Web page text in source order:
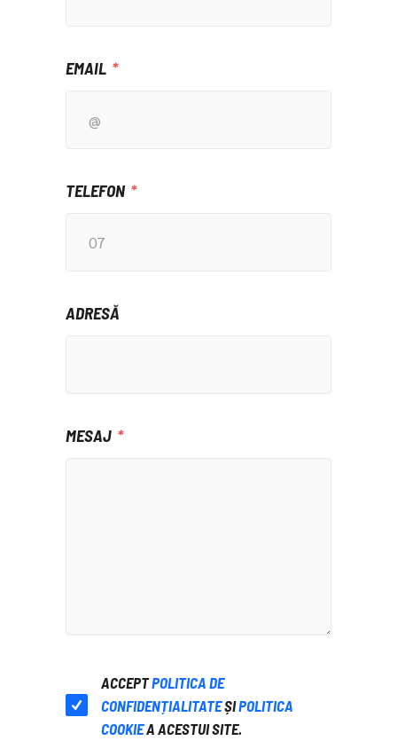
EMAIL
TELEFON
ADRESĂ
MESAJ
ACCEPTPOLITICA DE
CONFIDENȚIALITATEȘIPOLITICA
COOKIEA ACESTUI SITE.